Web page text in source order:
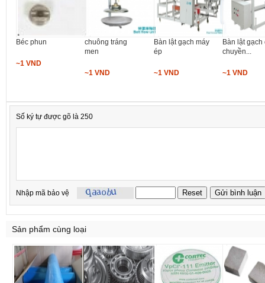
Béc phun
~1 VND
chuông tráng
men
~1 VND
Bàn lật gạch máy
ép
~1 VND
Bàn lật gạch
chuyền...
~1 VND
Số ký tự được gõ là 250
Nhập mã bảo vệ
Sản phẩm cùng loại